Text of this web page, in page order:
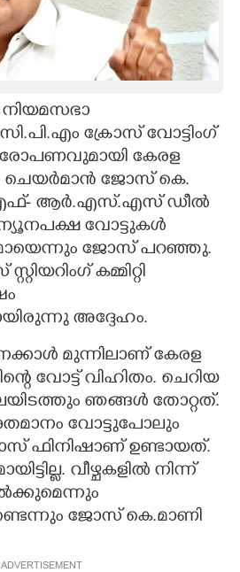
ക്രോസ് വോട്ടിംഗ്
കേരള
ജോസ് കെ.
ആർ.എസ്.എസ് ഡീൽ
വോട്ടുകൾ
ജോസ് പറഞ്ഞു.
കമ്മിറ്റി
അദ്ദേഹം.
മുന്നിലാണ് കേരള
വോട്ട് വിഹിതം. ചെറിയ
ഞങ്ങൾ തോറ്റത്.
വോട്ടുപോലും
ഫിനിഷാണ് ഉണ്ടായത്.
വീഴ്ചകളിൽ നിന്ന്
ജോസ് കെ.മാണി
ADVERTISEMENT